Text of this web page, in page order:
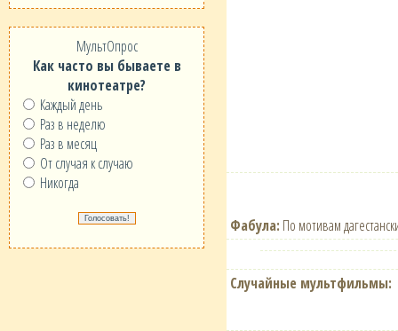
МультОпрос
Как часто вы бываете в
кинотеатре?
Каждый день
Раз в неделю
Раз в месяц
От случая к случаю
Никогда
Фабула: По мотивам
Случайные мультфильмы: